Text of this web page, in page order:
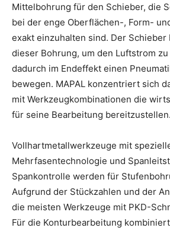
Mittelbohrung für den Schieber, die
bei der enge Oberflächen-, Form-
exakt einzuhalten sind. Der Schieber
dieser Bohrung, um den Luftstrom
dadurch im Endeffekt einen
bewegen. MAPAL konzentriert sich
mit Werkzeugkombinationen die
für seine Bearbeitung bereitzustellen.
Vollhartmetallwerkzeuge mit
Mehrfasentechnologie und
Spankontrolle werden für
Aufgrund der Stückzahlen und der
die meisten Werkzeuge mit PKD-
Für die Konturbearbeitung